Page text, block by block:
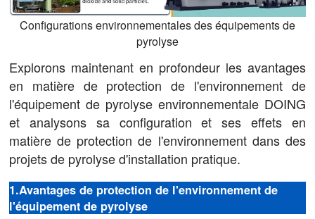
Configurations environnementales des équipements de
pyrolyse
Explorons maintenant en profondeur les avantages
en matière de protection de l'environnement de
l'équipement de pyrolyse environnementale DOING
et analysons sa configuration et ses effets en
matière de protection de l'environnement dans des
projets de pyrolyse d'installation pratique.
1.Avantages de protection de l'environnement de
l'équipement de pyrolyse